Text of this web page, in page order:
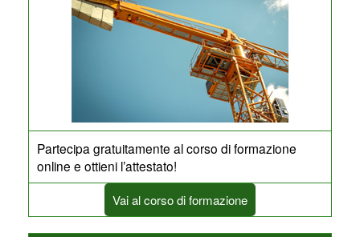
Partecipa gratuitamente al corso di formazione
online e ottieni l’attestato!
Vai al corso di formazione